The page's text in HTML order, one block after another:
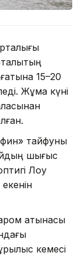
15–20
Жұма күні
тайфуны
шығыс
Лоу
қатынасы
кемесі